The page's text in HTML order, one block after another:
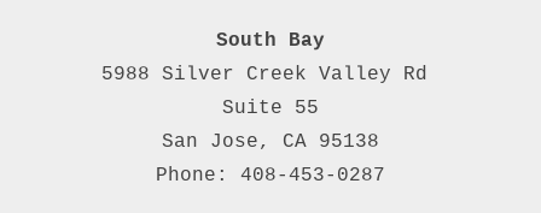
South Bay
5988 Silver Creek Valley Rd
Suite 55
San Jose, CA 95138
Phone: 408-453-0287